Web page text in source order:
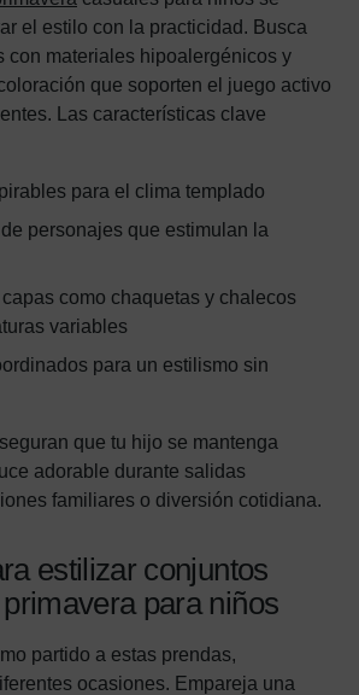
el estilo con la practicidad. Busca
con materiales hipoalergénicos y
que soporten el juego activo
Las características clave
para el clima templado
personajes que estimulan la
como chaquetas y chalecos
variables
para un estilismo sin
que tu hijo se mantenga
adorable durante salidas
familiares o diversión cotidiana.
estilizar conjuntos
para niños
partido a estas prendas,
ocasiones. Empareja una